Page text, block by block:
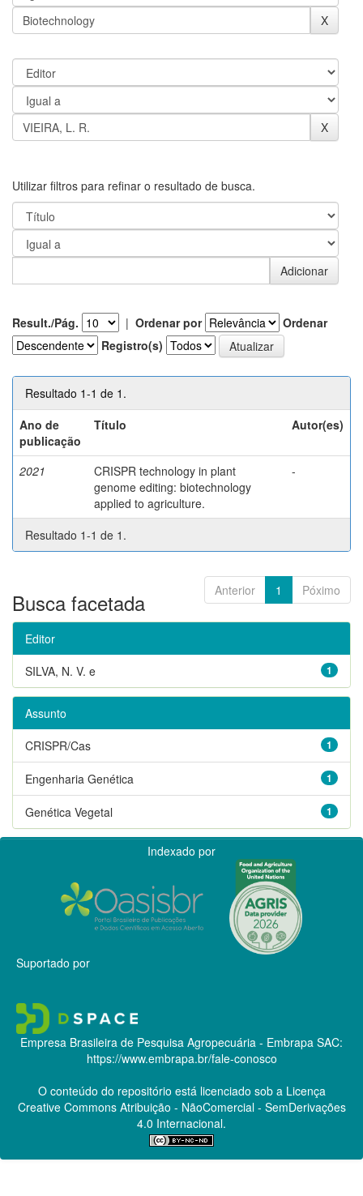
Utilizar filtros para refinar o resultado de busca.
Result./Pág. | Ordenar por
Ordenar
Registro(s)
Resultado 1-1 de 1.
Ano de
publicação
Título Autor(es)
2021
CRISPR technology in plant
genome editing: biotechnology
applied to agriculture.
-
Resultado 1-1 de 1.
Anterior 1 Póximo
Busca facetada
Editor
1
SILVA, N. V. e
Assunto
1
CRISPR/Cas
1
Engenharia Genética
1
Genética Vegetal
Indexado por
Suportado por
Empresa Brasileira de Pesquisa Agropecuária - Embrapa SAC:
https://www.embrapa.br/fale-conosco
O conteúdo do repositório está licenciado sob a Licença
Creative CommonsAtribuição - NãoComercial - SemDerivações
4.0 Internacional.